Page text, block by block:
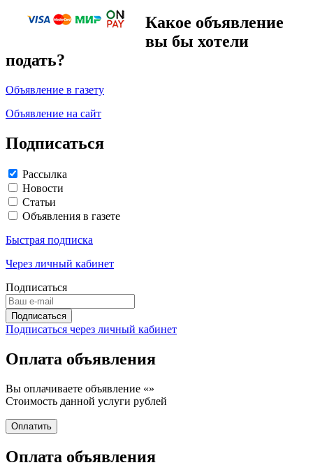
Какое объявление
вы бы хотели
подать?
Объявление в газету
Объявление на сайт
Подписаться
Рассылка
Новости
Статьи
Объявления в газете
Быстрая подписка
Через личный кабинет
Подписаться
Подписаться через личный кабинет
Оплата объявления
Вы оплачиваете объявление «»
Стоимость данной услуги рублей
Оплата объявления